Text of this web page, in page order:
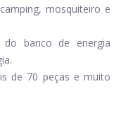
mosquiteiro e
banco de energia
de 70 peças e muito